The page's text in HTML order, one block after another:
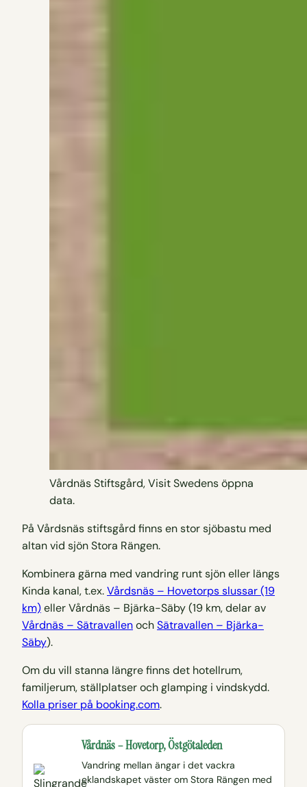
Vårdnäs Stiftsgård, Visit Swedens öppna
data.
På Vårdsnäs stiftsgård finns en stor sjöbastu med
altan vid sjön Stora Rängen.
Kombinera gärna med vandring runt sjön eller längs
Kinda kanal, t.ex.Vårdsnäs – Hovetorps slussar (19
km)eller Vårdnäs – Bjärka-Säby (19 km, delar av
Vårdnäs – SätravallenochSätravallen – Bjärka-
Säby).
Om du vill stanna längre finns det hotellrum,
familjerum, ställplatser och glamping i vindskydd.
Kolla priser på booking.com.
Vårdnäs – Hovetorp, Östgötaleden
Vandring mellan ängar i det vackra
eklandskapet väster om Stora Rängen med